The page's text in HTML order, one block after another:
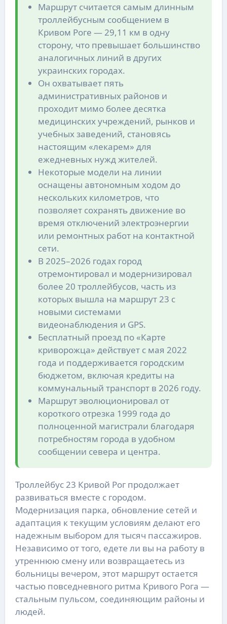
Маршрут считается самым длинным
троллейбусным сообщением в
Кривом Роге — 29,11 км в одну
сторону, что превышает большинство
аналогичных линий в других
украинских городах.
Он охватывает пять
административных районов и
проходит мимо более десятка
медицинских учреждений, рынков и
учебных заведений, становясь
настоящим «лекарем» для
ежедневных нужд жителей.
Некоторые модели на линии
оснащены автономным ходом до
нескольких километров, что
позволяет сохранять движение во
время отключений электроэнергии
или ремонтных работ на контактной
сети.
В 2025–2026 годах город
отремонтировал и модернизировал
более 20 троллейбусов, часть из
которых вышла на маршрут 23 с
новыми системами
видеонаблюдения и GPS.
Бесплатный проезд по «Карте
криворожца» действует с мая 2022
года и поддерживается городским
бюджетом, включая кредиты на
коммунальный транспорт в 2026 году.
Маршрут эволюционировал от
короткого отрезка 1999 года до
полноценной магистрали благодаря
потребностям города в удобном
сообщении севера и центра.
Троллейбус 23 Кривой Рог продолжает
развиваться вместе с городом.
Модернизация парка, обновление сетей и
адаптация к текущим условиям делают его
надежным выбором для тысяч пассажиров.
Независимо от того, едете ли вы на работу в
утреннюю смену или возвращаетесь из
больницы вечером, этот маршрут остается
частью повседневного ритма Кривого Рога —
стальным пульсом, соединяющим районы и
людей.